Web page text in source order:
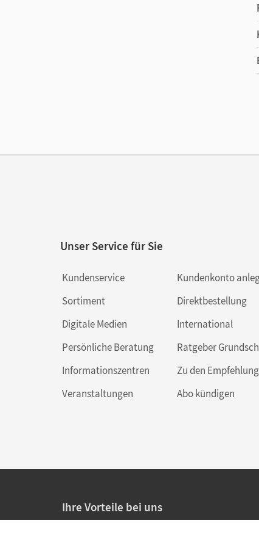
Unser Service für Sie
Kundenservice
Sortiment
Digitale Medien
Persönliche Beratung
Informationszentren
Veranstaltungen
Kundenkonto
Direktbestellung
International
Ratgeber
Zu den
Abo kündigen
Ihre Vorteile bei uns